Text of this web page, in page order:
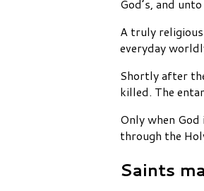
God’s, and
A truly
everyday
Shortly after
killed. The
Only when
through the
Saints